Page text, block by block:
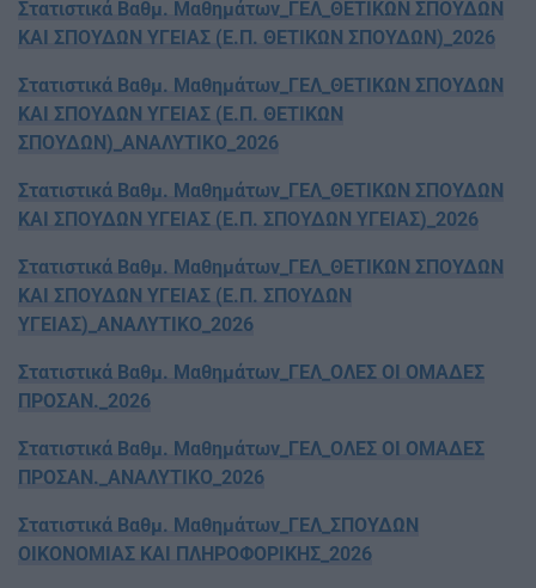
Στατιστικά Βαθμ. Μαθημάτων_ΓΕΛ_ΘΕΤΙΚΩΝ ΣΠΟΥΔΩΝ
ΚΑΙ ΣΠΟΥΔΩΝ ΥΓΕΙΑΣ (Ε.Π. ΘΕΤΙΚΩΝ ΣΠΟΥΔΩΝ)_2026
Στατιστικά Βαθμ. Μαθημάτων_ΓΕΛ_ΘΕΤΙΚΩΝ ΣΠΟΥΔΩΝ
ΚΑΙ ΣΠΟΥΔΩΝ ΥΓΕΙΑΣ (Ε.Π. ΘΕΤΙΚΩΝ
ΣΠΟΥΔΩΝ)_ΑΝΑΛΥΤΙΚΟ_2026
Στατιστικά Βαθμ. Μαθημάτων_ΓΕΛ_ΘΕΤΙΚΩΝ ΣΠΟΥΔΩΝ
ΚΑΙ ΣΠΟΥΔΩΝ ΥΓΕΙΑΣ (Ε.Π. ΣΠΟΥΔΩΝ ΥΓΕΙΑΣ)_2026
Στατιστικά Βαθμ. Μαθημάτων_ΓΕΛ_ΘΕΤΙΚΩΝ ΣΠΟΥΔΩΝ
ΚΑΙ ΣΠΟΥΔΩΝ ΥΓΕΙΑΣ (Ε.Π. ΣΠΟΥΔΩΝ
ΥΓΕΙΑΣ)_ΑΝΑΛΥΤΙΚΟ_2026
Στατιστικά Βαθμ. Μαθημάτων_ΓΕΛ_ΟΛΕΣ ΟΙ ΟΜΑΔΕΣ
ΠΡΟΣΑΝ._2026
Στατιστικά Βαθμ. Μαθημάτων_ΓΕΛ_ΟΛΕΣ ΟΙ ΟΜΑΔΕΣ
ΠΡΟΣΑΝ._ΑΝΑΛΥΤΙΚΟ_2026
Στατιστικά Βαθμ. Μαθημάτων_ΓΕΛ_ΣΠΟΥΔΩΝ
ΟΙΚΟΝΟΜΙΑΣ ΚΑΙ ΠΛΗΡΟΦΟΡΙΚΗΣ_2026